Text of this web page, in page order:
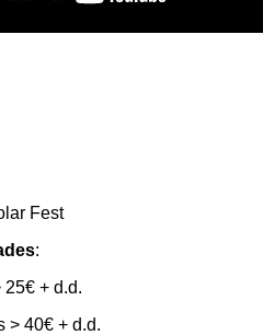
Fest
:
25€ + d.d.
> 40€ + d.d.